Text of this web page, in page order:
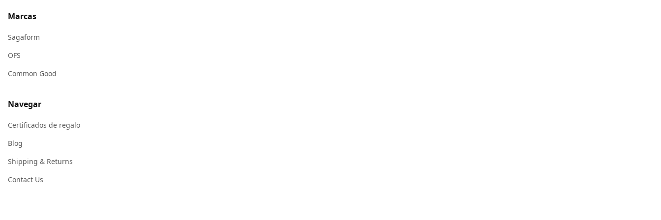
Marcas
Sagaform
OFS
Common Good
Navegar
Certificados de regalo
Blog
Shipping & Returns
Contact Us